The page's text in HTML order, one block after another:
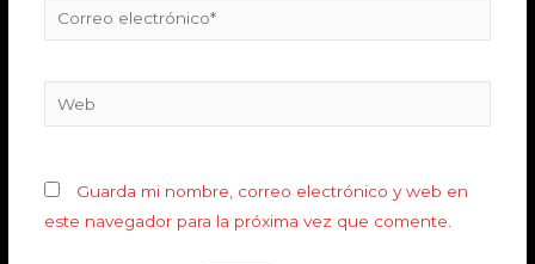
Guarda mi nombre, correo electrónico y web en
este navegador para la próxima vez que comente.